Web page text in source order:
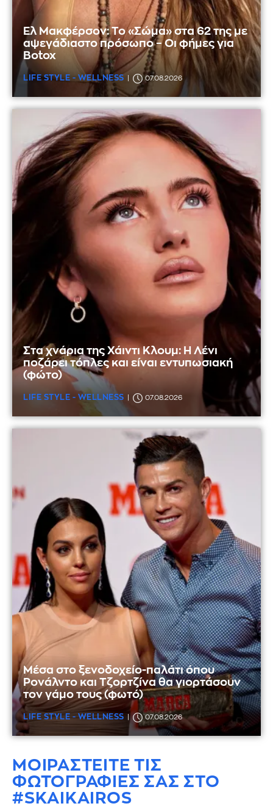
Ελ Μακφέρσον: Το «Σώμα» στα 62 της με
αψεγάδιαστο πρόσωπο – Οι φήμες για
Botox
LIFE STYLE - WELLNESS 07.08.2026
Στα χνάρια της Χάιντι Κλουμ: Η Λένι
ποζάρει τόπλες και είναι εντυπωσιακή
(φώτο)
LIFE STYLE - WELLNESS 07.08.2026
Μέσα στο ξενοδοχείο-παλάτι όπου
Ρονάλντο και Τζορτζίνα θα γιορτάσουν
τον γάμο τους (φωτό)
LIFE STYLE - WELLNESS 07.08.2026
ΜΟΙΡΑΣΤΕΙΤΕ ΤΙΣ
ΦΩΤΟΓΡΑΦΙΕΣ ΣΑΣ ΣΤΟ
#SKAIKAIROS